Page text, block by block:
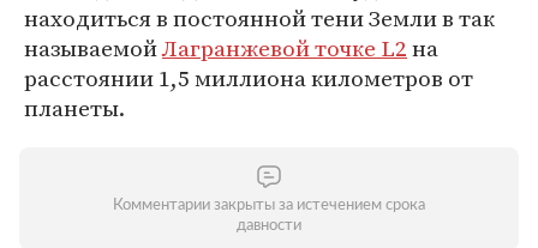
находиться в постоянной тени Земли в так
называемойЛагранжевой точке L2на
расстоянии 1,5 миллиона километров от
планеты.
Комментарии закрыты за истечением срока
давности